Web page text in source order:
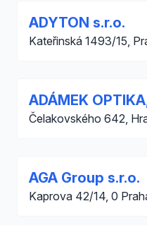
ADYTON s.r.o.
Kateřinská 1493/15,
ADÁMEK
Čelakovského 642,
AGA Group s.r.o.
Kaprova 42/14, 0